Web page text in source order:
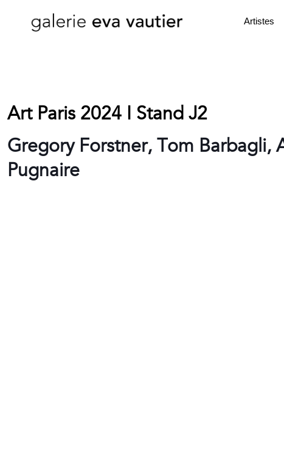
Artistes
Art Paris 2024 I Stand J2
Gregory Forstner, Tom Barbagli,
Pugnaire